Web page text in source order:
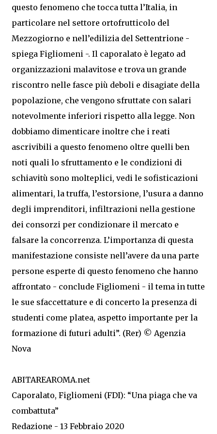
questo fenomeno che tocca tutta l’Italia, in
particolare nel settore ortofrutticolo del
Mezzogiorno e nell’edilizia del Settentrione -
spiega Figliomeni -. Il caporalato è legato ad
organizzazioni malavitose e trova un grande
riscontro nelle fasce più deboli e disagiate della
popolazione, che vengono sfruttate con salari
notevolmente inferiori rispetto alla legge. Non
dobbiamo dimenticare inoltre che i reati
ascrivibili a questo fenomeno oltre quelli ben
noti quali lo sfruttamento e le condizioni di
schiavitù sono molteplici, vedi le sofisticazioni
alimentari, la truffa, l’estorsione, l’usura a danno
degli imprenditori, infiltrazioni nella gestione
dei consorzi per condizionare il mercato e
falsare la concorrenza. L’importanza di questa
manifestazione consiste nell’avere da una parte
persone esperte di questo fenomeno che hanno
affrontato - conclude Figliomeni - il tema in tutte
le sue sfaccettature e di concerto la presenza di
studenti come platea, aspetto importante per la
formazione di futuri adulti”. (Rer) © Agenzia
Nova
ABITAREAROMA.net
Caporalato, Figliomeni (FDI): “Una piaga che va
combattuta”
Redazione - 13 Febbraio 2020